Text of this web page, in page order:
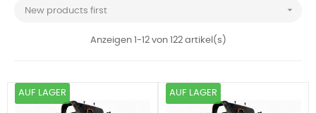
New products first 
Anzeigen 1-12 von 122 artikel(s)
AUF LAGER AUF LAGER